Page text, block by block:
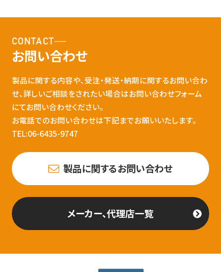
CONTACT
お問い合わせ
製品に関する内容や、受注・発送・納期に関するお問い合わ
せ、詳しいご相談をされたい場合はお問い合わせフォーム
にてお問い合わせください。
お電話でのお問い合わせは下記までお願いいたします。
TEL:06-6435-9747
製品に関するお問い合わせ
メーカー、代理店一覧